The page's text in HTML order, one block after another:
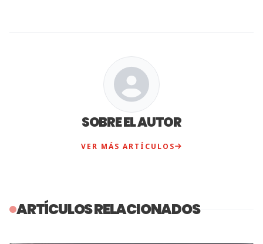
SOBRE EL AUTOR
VER MÁS ARTÍCULOS
ARTÍCULOS RELACIONADOS